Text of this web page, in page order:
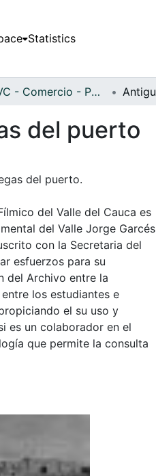
Statistics
APFFVC - Comercio - Patrimonial
del puerto
del puerto.
del Valle del Cauca es
del Valle Jorge Garcés
con la Secretaria del
esfuerzos para su
del Archivo entre la
los estudiantes e
el su uso y
es un colaborador en el
que permite la consulta